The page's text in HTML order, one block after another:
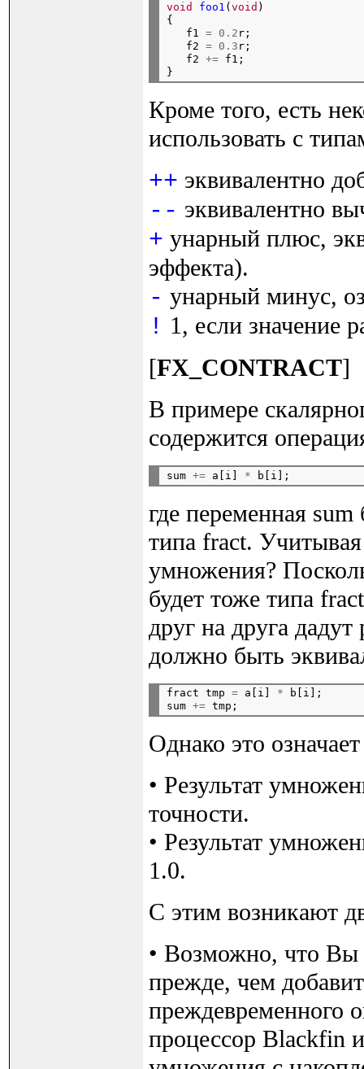
void foo1 (void )
{
   f1
= 0.2 r;
   f2
= 0.3 r;
   f2
+= f1;
Кроме того, есть
использовать с
++ эквивалентно
-- эквивалентно
+ унарный плюс,
эффекта).
- унарный минус,
! 1, если значение
[FX_CONTRACT]
В примере
содержится
sum += a[i] *
где переменная
типа fract. Учитывая
умножения?
будет тоже типа
друг на друга
должно быть
fract tmp = a[i] * b[i];
sum +=
Однако это
• Результат
точности.
• Результат
1.0.
С этим возникают
• Возможно, что Вы
прежде, чем
преждевременного
процессор Blackfin